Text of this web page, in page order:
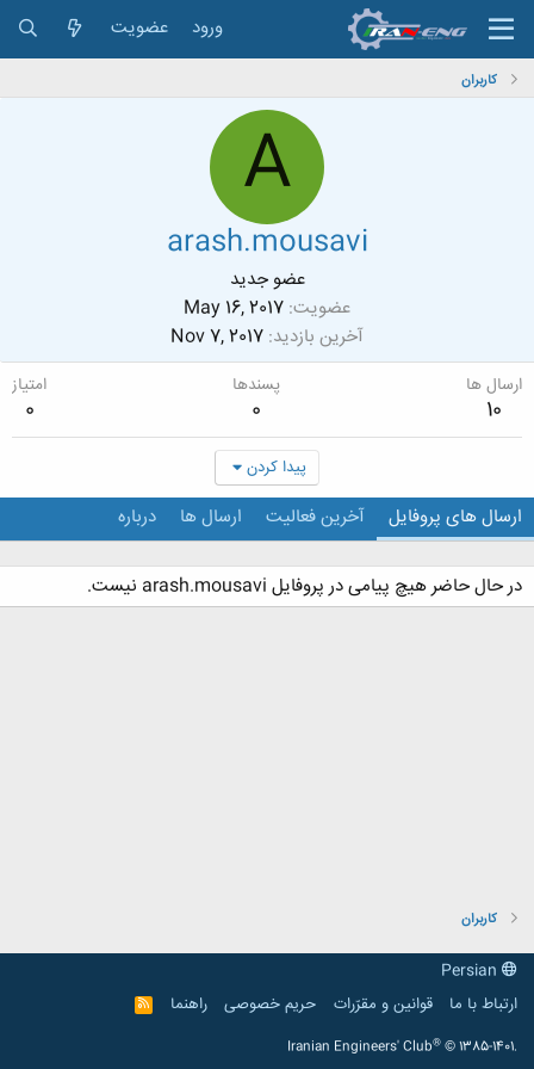
ورود عضویت
کاربران
A
arash.mousavi
عضو جدید
عضویت May 16, 2017
آخرین بازدید Nov 7, 2017
ارسال ها
10
پسندها
0
امتیاز
0
پیدا کردن
ارسال های پروفایل آخرین فعالیت ارسال ها درباره
در حال حاضر هیچ پیامی در پروفایل arash.mousavi نیست.
کاربران
ارتباط با ما
قوانین و مقرّرات حریم خصوصی راهنما
R
S
Iranian Engineers' Club® © 1385-1401.